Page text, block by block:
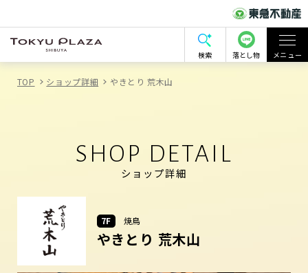
検索 落とし物 メニュー
TOP ショップ詳細 やきとり 荒木山
SHOP DETAIL
ショップ詳細
7F 焼鳥
やきとり 荒木山